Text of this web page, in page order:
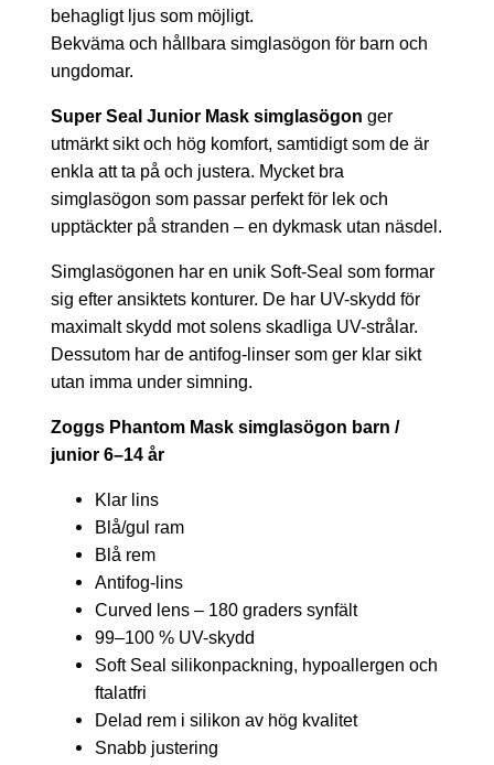
behagligt ljus som möjligt.
Bekväma och hållbara simglasögon för barn och
ungdomar.
Super Seal Junior Mask simglasögon ger
utmärkt sikt och hög komfort, samtidigt som de är
enkla att ta på och justera. Mycket bra
simglasögon som passar perfekt för lek och
upptäckter på stranden – en dykmask utan näsdel.
Simglasögonen har en unik Soft-Seal som formar
sig efter ansiktets konturer. De har UV-skydd för
maximalt skydd mot solens skadliga UV-strålar.
Dessutom har de antifog-linser som ger klar sikt
utan imma under simning.
Zoggs Phantom Mask simglasögon barn /
junior 6–14 år
Klar lins
Blå/gul ram
Blå rem
Antifog-lins
Curved lens – 180 graders synfält
99–100 % UV-skydd
Soft Seal silikonpackning, hypoallergen och
ftalatfri
Delad rem i silikon av hög kvalitet
Snabb justering